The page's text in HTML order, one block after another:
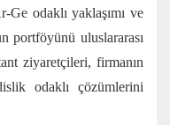
odaklı yaklaşımı ve
portföyünü uluslararası
ziyaretçileri, firmanın
odaklı çözümlerini